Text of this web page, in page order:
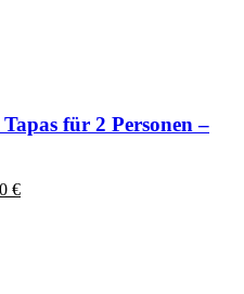
für 2 Personen –
€Aktueller